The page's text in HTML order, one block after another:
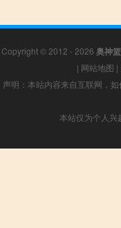
Copyright © 2012 - 2026 奥神
| 网站地图 |
声明：本站内容来自互联网，
本站仅为个人兴